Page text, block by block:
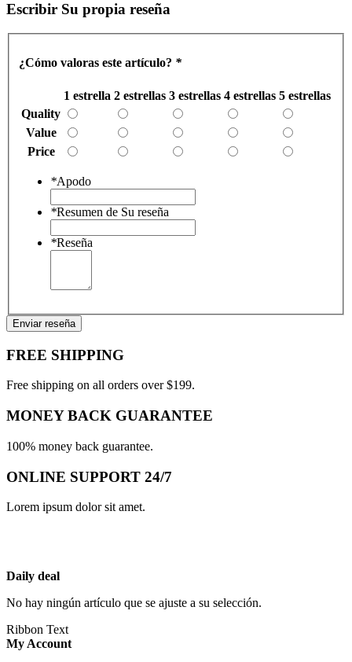
Escribir Su propia reseña
¿Cómo valoras este artículo? *
1 estrella 2 estrellas 3 estrellas 4 estrellas 5 estrellas
Quality
Value
Price
*Apodo
*Resumen de Su reseña
*Reseña
Enviar reseña
FREE SHIPPING
Free shipping on all orders over $199.
MONEY BACK GUARANTEE
100% money back guarantee.
ONLINE SUPPORT 24/7
Lorem ipsum dolor sit amet.
Daily deal
No hay ningún artículo que se ajuste a su selección.
Ribbon Text
My Account